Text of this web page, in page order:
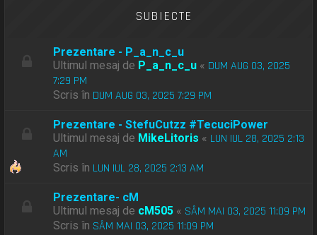
SUBIECTE
Prezentare - P_a_n_c_u
Ultimul mesaj de P_a_n_c_u « DUM AUG 03, 2025
7:29 PM
Scris în DUM AUG 03, 2025 7:29 PM
Prezentare - StefuCutzz #TecuciPower
Ultimul mesaj de MikeLitoris « LUN IUL 28, 2025 2:13
AM
Scris în LUN IUL 28, 2025 2:13 AM
Prezentare- cM
Ultimul mesaj de cM505 « SÂM MAI 03, 2025 11:09 PM
Scris în SÂM MAI 03, 2025 11:09 PM